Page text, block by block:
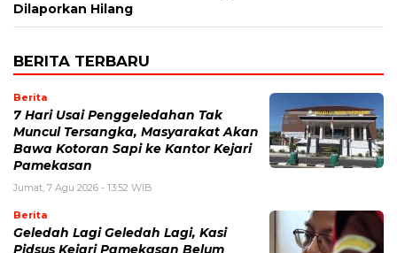
Dilaporkan Hilang
BERITA TERBARU
Berita
7 Hari Usai Penggeledahan Tak
Muncul Tersangka, Masyarakat Akan
Bawa Kotoran Sapi ke Kantor Kejari
Pamekasan
Jumat, 7 Agu 2026 - 13:52 WIB
Berita
Geledah Lagi Geledah Lagi, Kasi
Pidsus Kejari Pamekasan Belum